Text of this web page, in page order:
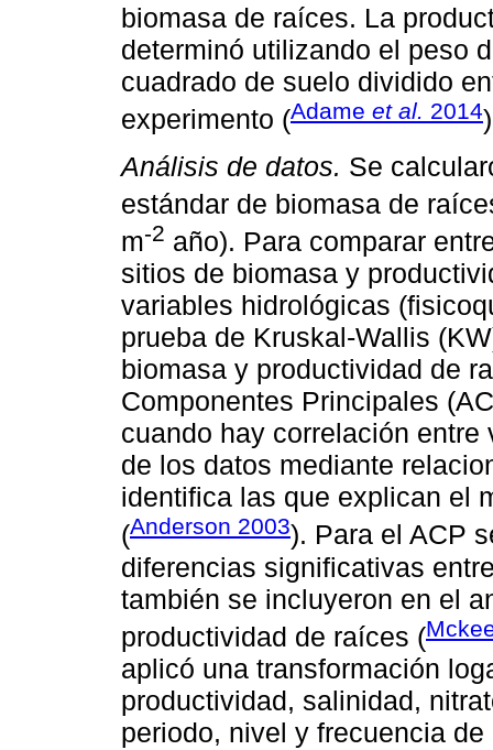
biomasa de raíces. La
determinó utilizando el peso
cuadrado de suelo dividido
experimento (Adame et al. 2014
Análisis de datos. Se
estándar de biomasa de
m-2 año). Para comparar
sitios de biomasa y
variables hidrológicas
prueba de Kruskal-Wallis
biomasa y productividad de
Componentes Principales
cuando hay correlación
de los datos mediante
identifica las que explican el
(Anderson 2003). Para el ACP
diferencias significativas
también se incluyeron en el
productividad de raíces (
aplicó una transformación
productividad, salinidad,
periodo, nivel y frecuencia